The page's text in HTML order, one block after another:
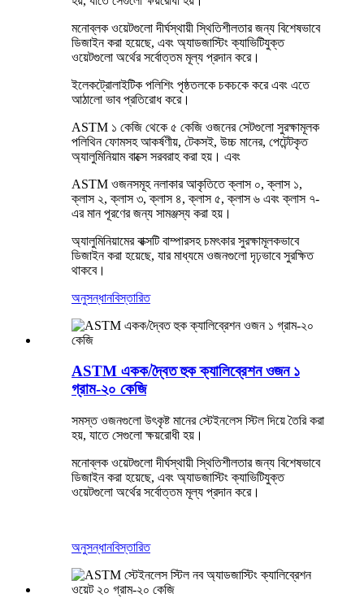
মনোব্লক ওয়েটগুলো দীর্ঘস্থায়ী স্থিতিশীলতার জন্য বিশেষভাবে
ডিজাইন করা হয়েছে, এবং অ্যাডজাস্টিং ক্যাভিটিযুক্ত
ওয়েটগুলো অর্থের সর্বোত্তম মূল্য প্রদান করে।
ইলেকট্রোলাইটিক পলিশিং পৃষ্ঠতলকে চকচকে করে এবং এতে
আঠালো ভাব প্রতিরোধ করে।
ASTM ১ কেজি থেকে ৫ কেজি ওজনের সেটগুলো সুরক্ষামূলক
পলিথিন ফোমসহ আকর্ষণীয়, টেকসই, উচ্চ মানের, পেটেন্টকৃত
অ্যালুমিনিয়াম বাক্সে সরবরাহ করা হয়। এবং
ASTM ওজনসমূহ নলাকার আকৃতিতে ক্লাস ০, ক্লাস ১,
ক্লাস ২, ক্লাস ৩, ক্লাস ৪, ক্লাস ৫, ক্লাস ৬ এবং ক্লাস ৭-
এর মান পূরণের জন্য সামঞ্জস্য করা হয়।
অ্যালুমিনিয়ামের বাক্সটি বাম্পারসহ চমৎকার সুরক্ষামূলকভাবে
ডিজাইন করা হয়েছে, যার মাধ্যমে ওজনগুলো দৃঢ়ভাবে সুরক্ষিত
থাকবে।
অনুসন্ধানবিস্তারিত
ASTM একক/দ্বৈত হুক ক্যালিব্রেশন ওজন ১
গ্রাম-২০ কেজি
সমস্ত ওজনগুলো উৎকৃষ্ট মানের স্টেইনলেস স্টিল দিয়ে তৈরি করা
হয়, যাতে সেগুলো ক্ষয়রোধী হয়।
মনোব্লক ওয়েটগুলো দীর্ঘস্থায়ী স্থিতিশীলতার জন্য বিশেষভাবে
ডিজাইন করা হয়েছে, এবং অ্যাডজাস্টিং ক্যাভিটিযুক্ত
ওয়েটগুলো অর্থের সর্বোত্তম মূল্য প্রদান করে।
অনুসন্ধানবিস্তারিত